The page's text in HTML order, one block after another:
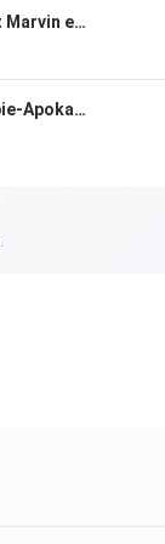
#112 50K Profit Award: So hat Marvin es geschafft
#111 10 Minuten bis zur Zombie-Apokalypse – Was tun?